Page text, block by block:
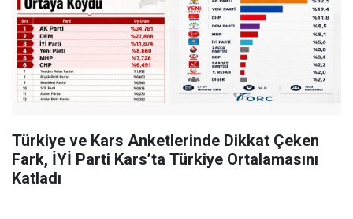
Türkiye ve Kars Anketlerinde Dikkat Çeken
Fark, İYİ Parti Kars’ta Türkiye Ortalamasını
Katladı